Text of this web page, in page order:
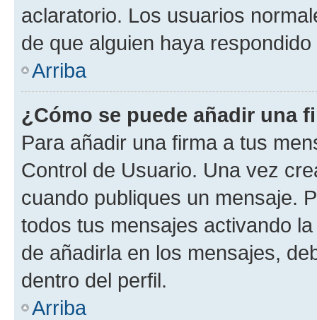
aclaratorio. Los usuarios
de que alguien haya
Arriba
¿Cómo se puede añadir una
Para añadir una firma a tus
Control de Usuario. Una vez
cuando publiques un mensaje.
todos tus mensajes activando
de añadirla en los mensajes,
dentro del perfil.
Arriba